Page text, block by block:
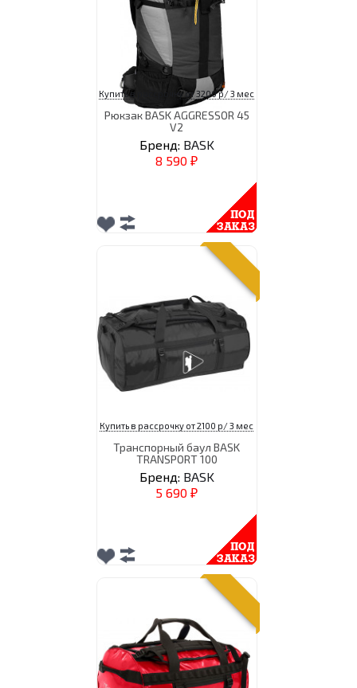
Купить в рассрочку от 3200 р/ 3 мес
Рюкзак BASK AGGRESSOR 45
V2
Бренд: BASK
8 590 ₽
Купить в рассрочку от 2100 р/ 3 мес
Транспорный баул BASK
TRANSPORT 100
Бренд: BASK
5 690 ₽